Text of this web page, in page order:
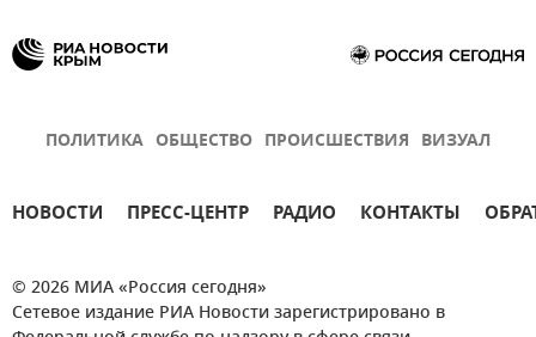
ПОЛИТИКА ОБЩЕСТВО ПРОИСШЕСТВИЯ ВИЗУАЛ
НОВОСТИ ПРЕСС-ЦЕНТР РАДИО КОНТАКТЫ
© 2026 МИА «Россия сегодня»
Сетевое издание РИА Новости зарегистрировано в